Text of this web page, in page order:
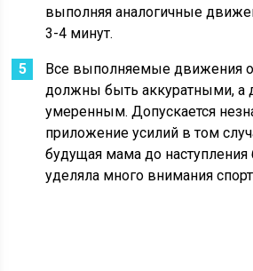
выполняя аналогичные
3-4 минут.
Все выполняемые движения
должны быть аккуратными, а
умеренным. Допускается
приложение усилий в том
будущая мама до наступления
уделяла много внимания